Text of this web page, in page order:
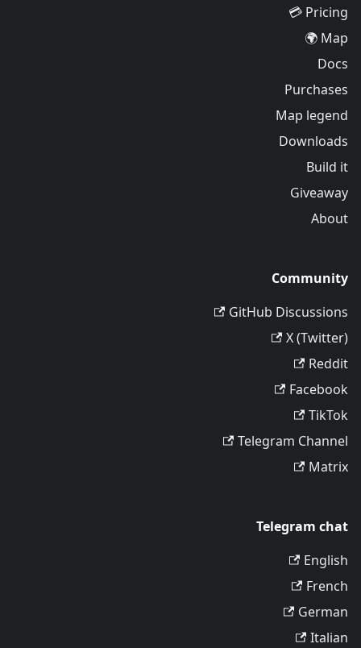
Pricing 💳
Map 🌍
Docs
Purchases
Map legend
Downloads
Build it
Giveaway
About
Community
GitHub Discussions
X (Twitter)
Reddit
Facebook
TikTok
Telegram Channel
Matrix
Telegram chat
English
French
German
Italian